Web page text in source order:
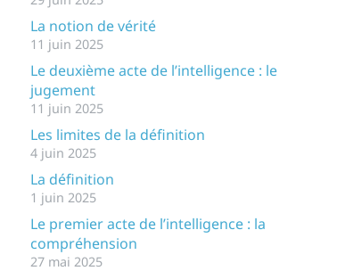
La notion de vérité
11 juin 2025
Le deuxième acte de l’intelligence : le
jugement
11 juin 2025
Les limites de la définition
4 juin 2025
La définition
1 juin 2025
Le premier acte de l’intelligence : la
compréhension
27 mai 2025